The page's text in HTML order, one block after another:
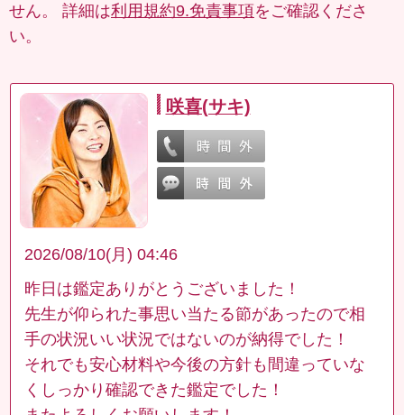
せん。 詳細は利用規約9.免責事項をご確認くださ
い。
咲喜(サキ)
2026/08/10(月) 04:46
昨日は鑑定ありがとうございました！
先生が仰られた事思い当たる節があったので相
手の状況いい状況ではないのが納得でした！
それでも安心材料や今後の方針も間違っていな
くしっかり確認できた鑑定でした！